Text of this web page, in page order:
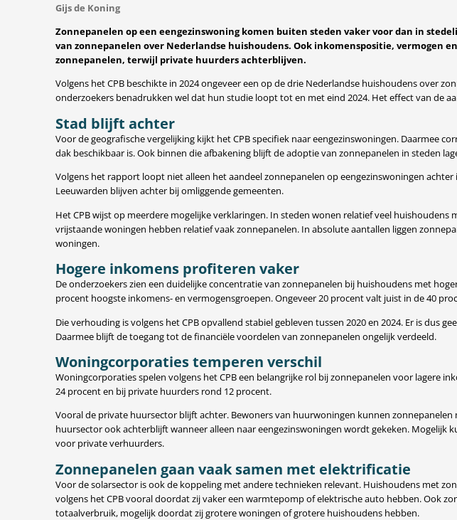
Gijs de Koning
Zonnepanelen op een eengezinswoning komen buiten steden vaker voor dan in
van zonnepanelen over Nederlandse huishoudens. Ook inkomenspositie, vermogen
zonnepanelen, terwijl private huurders achterblijven.
Volgens het CPB beschikte in 2024 ongeveer een op de drie Nederlandse huishoudens over
onderzoekers benadrukken wel dat hun studie loopt tot en met eind 2024. Het effect van de
Stad blijft achter
Voor de geografische vergelijking kijkt het CPB specifiek naar eengezinswoningen. Daarmee
dak beschikbaar is. Ook binnen die afbakening blijft de adoptie van zonnepanelen in steden
Volgens het rapport loopt niet alleen het aandeel zonnepanelen op eengezinswoningen
Leeuwarden blijven achter bij omliggende gemeenten.
Het CPB wijst op meerdere mogelijke verklaringen. In steden wonen relatief veel
vrijstaande woningen hebben relatief vaak zonnepanelen. In absolute aantallen liggen
woningen.
Hogere inkomens profiteren vaker
De onderzoekers zien een duidelijke concentratie van zonnepanelen bij huishoudens met
procent hoogste inkomens- en vermogensgroepen. Ongeveer 20 procent valt juist in de 40
Die verhouding is volgens het CPB opvallend stabiel gebleven tussen 2020 en 2024. Er is
Daarmee blijft de toegang tot de financiële voordelen van zonnepanelen ongelijk verdeeld.
Woningcorporaties temperen verschil
Woningcorporaties spelen volgens het CPB een belangrijke rol bij zonnepanelen voor lagere
24 procent en bij private huurders rond 12 procent.
Vooral de private huursector blijft achter. Bewoners van huurwoningen kunnen
huursector ook achterblijft wanneer alleen naar eengezinswoningen wordt gekeken.
voor private verhuurders.
Zonnepanelen gaan vaak samen met elektrificatie
Voor de solarsector is ook de koppeling met andere technieken relevant. Huishoudens met
volgens het CPB vooral doordat zij vaker een warmtepomp of elektrische auto hebben. Ook
totaalverbruik, mogelijk doordat zij grotere woningen of grotere huishoudens hebben.